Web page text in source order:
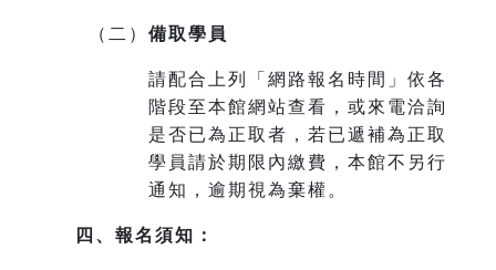
（二） 備取學員
請配合上列「網路報名時間」依各
階段至本館網站查看，或來電洽詢
是否已為正取者，若已遞補為正取
學員請於期限內繳費，本館不另行
通知，逾期視為棄權。
四、報名須知：